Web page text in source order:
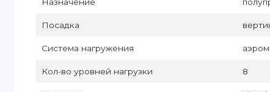
Посадка
Система нагружения
Кол-во уровней нагрузки 8